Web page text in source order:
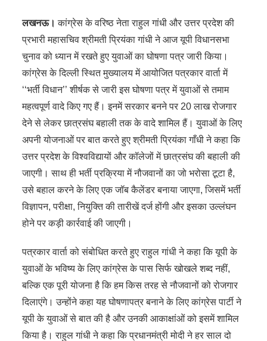
लखनऊ। कांग्रेस के वरिष्ठ नेता राहुल गांधी और उत्तर प्रदेश की
प्रभारी महासचिव श्रीमती प्रियंका गांधी ने आज यूपी विधानसभा
चुनाव को ध्यान में रखते हुए युवाओं का घोषणा पत्र जारी किया।
कांग्रेस के दिल्ली स्थित मुख्यालय में आयोजित पत्रकार वार्ता में
‘‘भर्ती विधान’’ शीर्षक से जारी इस घोषणा पत्र में युवाओं से तमाम
महत्वपूर्ण वादे किए गए हैं। इनमें सरकार बनने पर 20 लाख रोजगार
देने से लेकर छात्रसंघ बहाली तक के वादे शामिल हैं। युवाओं के लिए
अपनी योजनाओं पर बात करते हुए श्रीमती प्रियंका गाँधी ने कहा कि
उत्तर प्रदेश के विश्वविद्यायों और कॉलेजों में छात्रसंघ की बहाली की
जाएगी। साथ ही भर्ती प्रक्रिया में नौजवानों का जो भरोसा टूटा है,
उसे बहाल करने के लिए एक जॉब कैलेंडर बनाया जाएगा, जिसमें भर्ती
विज्ञापन, परीक्षा, नियुक्ति की तारीखें दर्ज होंगी और इसका उल्लंघन
होने पर कड़ी कार्रवाई की जाएगी।
पत्रकार वार्ता को संबोधित करते हुए राहुल गांधी ने कहा कि यूपी के
युवाओं के भविष्य के लिए कांग्रेस के पास सिर्फ खोखले शब्द नहीं,
बल्कि एक पूरी योजना है कि हम किस तरह से नौजवानों को रोजगार
दिलाएंगे। उन्होंने कहा यह घोषणापत्र बनाने के लिए कांग्रेस पार्टी ने
यूपी के युवाओं से बात की है और उनकी आकाक्षांओं को इसमें शामिल
किया है। राहुल गांधी ने कहा कि प्रधानमंत्री मोदी ने हर साल दो